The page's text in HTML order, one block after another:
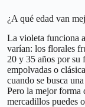
¿A qué edad van
La violeta funciona
varían: los florales
20 y 35 años por su
empolvadas o
cuando se busca
Pero la mejor forma
mercadillos puedes